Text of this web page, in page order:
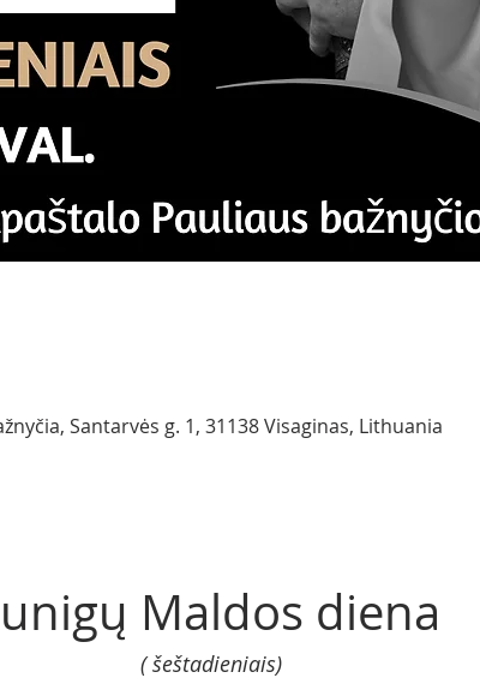
Santarvės g. 1, 31138 Visaginas, Lithuania
Maldos diena
( šeštadieniais)